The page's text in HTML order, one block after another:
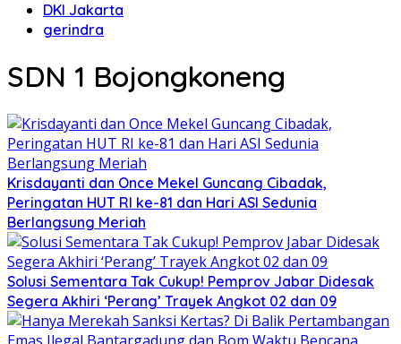
DKI Jakarta
gerindra
SDN 1 Bojongkoneng
Krisdayanti dan Once Mekel Guncang Cibadak,
Peringatan HUT RI ke-81 dan Hari ASI Sedunia
Berlangsung Meriah
Solusi Sementara Tak Cukup! Pemprov Jabar Didesak
Segera Akhiri ‘Perang’ Trayek Angkot 02 dan 09